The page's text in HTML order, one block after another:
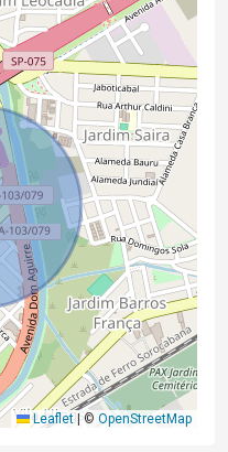
Leaflet |© OpenStreetMap